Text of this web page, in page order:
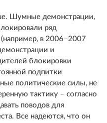
Шумные демонстрации,
ряд
в 2006–2007
и
блокировки
подпитки
политические силы, не
тактику – согласно
поводов для
Все надеются, что он